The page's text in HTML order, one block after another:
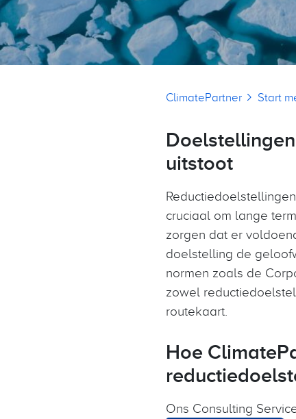
Kruimelpad
ClimatePartner Start
uitstoot
cruciaal om lange
zorgen dat er
doelstelling de
normen zoals de
zowel
routekaart.
Hoe
Ons Consulting